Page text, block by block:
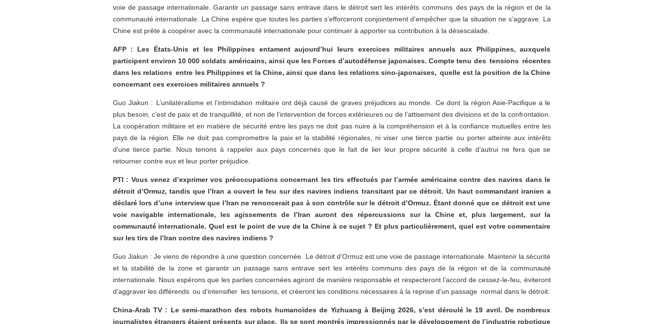
voie de passage internationale. Garantir un passage sans entrave dans le détroit sert les intérêts communs des pays de la région et de la
communauté internationale. La Chine espère que toutes les parties s’efforceront conjointement d’empêcher que la situation ne s’aggrave. La
Chine est prête à coopérer avec la communauté internationale pour continuer à apporter sa contribution à la désescalade.
AFP : Les États-Unis et les Philippines entament aujourd’hui leurs exercices militaires annuels aux Philippines, auxquels
participent environ 10 000 soldats américains, ainsi que les Forces d’autodéfense japonaises. Compte tenu des tensions récentes
dans les relations entre les Philippines et la Chine, ainsi que dans les relations sino-japonaises, quelle est la position de la Chine
concernant ces exercices militaires annuels ?
Guo Jiakun : L’unilatéralisme et l’intimidation militaire ont déjà causé de graves préjudices au monde. Ce dont la région Asie-Pacifique a le
plus besoin, c’est de paix et de tranquillité, et non de l’intervention de forces extérieures ou de l’attisement des divisions et de la confrontation.
La coopération militaire et en matière de sécurité entre les pays ne doit pas nuire à la compréhension et à la confiance mutuelles entre les
pays de la région. Elle ne doit pas compromettre la paix et la stabilité régionales, ni viser une tierce partie ou porter atteinte aux intérêts
d’une tierce partie. Nous tenons à rappeler aux pays concernés que le fait de lier leur propre sécurité à celle d’autrui ne fera que se
retourner contre eux et leur porter préjudice.
PTI : Vous venez d’exprimer vos préoccupations concernant les tirs effectués par l’armée américaine contre des navires dans le
détroit d’Ormuz, tandis que l’Iran a ouvert le feu sur des navires indiens transitant par ce détroit. Un haut commandant iranien a
déclaré lors d’une interview que l’Iran ne renoncerait pas à son contrôle sur le détroit d’Ormuz. Étant donné que ce détroit est une
voie navigable internationale, les agissements de l’Iran auront des répercussions sur la Chine et, plus largement, sur la
communauté internationale. Quel est le point de vue de la Chine à ce sujet ? Et plus particulièrement, quel est votre commentaire
sur les tirs de l’Iran contre des navires indiens ?
Guo Jiakun : Je viens de répondre à une question concernée. Le détroit d’Ormuz est une voie de passage internationale. Maintenir la sécurité
et la stabilité de la zone et garantir un passage sans entrave sert les intérêts communs des pays de la région et de la communauté
internationale. Nous espérons que les parties concernées agiront de manière responsable et respecteront l’accord de cessez-le-feu, éviteront
d’aggraver les différends ou d’intensifier les tensions, et créeront les conditions nécessaires à la reprise d’un passage normal dans le détroit.
China-Arab TV : Le semi-marathon des robots humanoïdes de Yizhuang à Beijing 2026, s’est déroulé le 19 avril. De nombreux
journalistes étrangers étaient présents sur place. Ils se sont montrés impressionnés par le développement de l’industrie robotique